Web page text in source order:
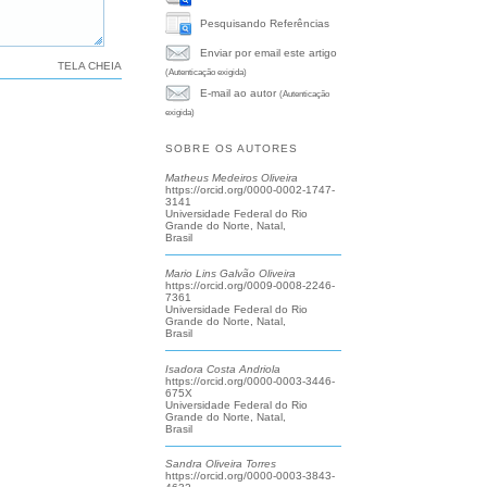
Pesquisando Referências
Enviar por email este artigo
(Autenticação exigida)
E-mail ao autor(Autenticação
exigida)
SOBRE OS AUTORES
Matheus Medeiros Oliveira
https://orcid.org/0000-0002-1747-
3141
Universidade Federal do Rio
Grande do Norte, Natal,
Brasil
Mario Lins Galvão Oliveira
https://orcid.org/0009-0008-2246-
7361
Universidade Federal do Rio
Grande do Norte, Natal,
Brasil
Isadora Costa Andriola
https://orcid.org/0000-0003-3446-
675X
Universidade Federal do Rio
Grande do Norte, Natal,
Brasil
Sandra Oliveira Torres
https://orcid.org/0000-0003-3843-
TELA CHEIA